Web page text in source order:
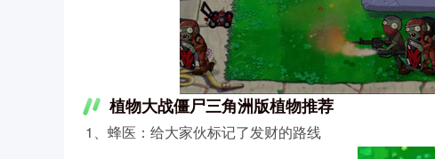
植物大战僵尸三角洲版植物推荐
1、蜂医：给大家伙标记了发财的路线